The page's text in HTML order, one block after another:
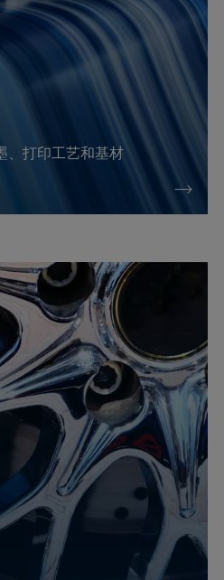
、打印工艺和基材